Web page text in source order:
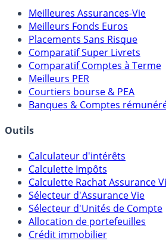
Meilleures Assurances-Vie
Meilleurs Fonds Euros
Placements Sans Risque
Comparatif Super Livrets
Comparatif Comptes à Terme
Meilleurs PER
Courtiers bourse & PEA
Calculateur d'intérêts
Calculette Impôts
Calculette Rachat Assurance Vie
Sélecteur d'Assurance Vie
Sélecteur d'Unités de Compte
Allocation de portefeuilles